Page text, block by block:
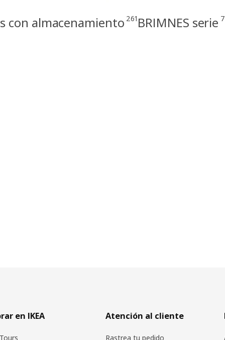
con almacenamiento 261 BRIMNES serie
en IKEA Atención al cliente
Rastrea tu pedido